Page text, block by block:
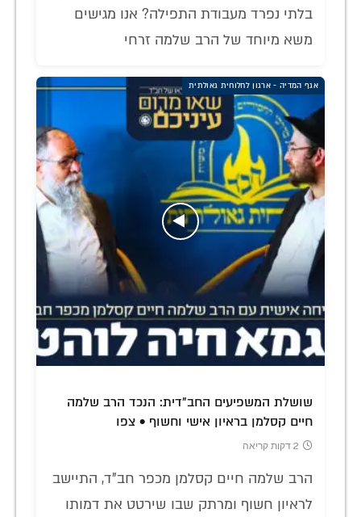
בלתי נפרד מעבודת התפילה? אנו מגישים
משא מיוחד של הרב שלמה זרחי
אגף המדיה - ארגון לחלוחית גאולתית
שושלת המשפיעים החב"דית: הנכד הרב שלמה
חיים קסלמן בראיון אישי וחשוף • צפו
2 דקות קריאה
הרב שלמה חיים קסלמן מכפר חב"ד, התיישב
לראיון חשוף ומרתק שבו שירטט את דמותו